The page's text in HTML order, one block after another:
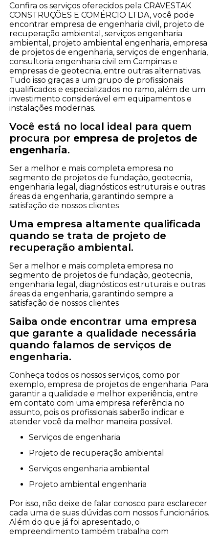
Confira os serviços oferecidos pela CRAVESTAK
CONSTRUÇÕES E COMÉRCIO LTDA, você pode
encontrar empresa de engenharia civil, projeto de
recuperação ambiental, serviços engenharia
ambiental, projeto ambiental engenharia, empresa
de projetos de engenharia, serviços de engenharia,
consultoria engenharia civil em Campinas e
empresas de geotecnia, entre outras alternativas.
Tudo isso graças a um grupo de profissionais
qualificados e especializados no ramo, além de um
investimento considerável em equipamentos e
instalações modernas.
Você está no local ideal para quem
procura por empresa de projetos de
engenharia.
Ser a melhor e mais completa empresa no
segmento de projetos de fundação, geotecnia,
engenharia legal, diagnósticos estruturais e outras
áreas da engenharia, garantindo sempre a
satisfação de nossos clientes
Uma empresa altamente qualificada
quando se trata de projeto de
recuperação ambiental.
Ser a melhor e mais completa empresa no
segmento de projetos de fundação, geotecnia,
engenharia legal, diagnósticos estruturais e outras
áreas da engenharia, garantindo sempre a
satisfação de nossos clientes
Saiba onde encontrar uma empresa
que garante a qualidade necessária
quando falamos de serviços de
engenharia.
Conheça todos os nossos serviços, como por
exemplo, empresa de projetos de engenharia. Para
garantir a qualidade e melhor experiência, entre
em contato com uma empresa referência no
assunto, pois os profissionais saberão indicar e
atender você da melhor maneira possível.
serviços de engenharia
projeto de recuperação ambiental
serviços engenharia ambiental
projeto ambiental engenharia
Por isso, não deixe de falar conosco para esclarecer
cada uma de suas dúvidas com nossos funcionários.
Além do que já foi apresentado, o
empreendimento também trabalha com